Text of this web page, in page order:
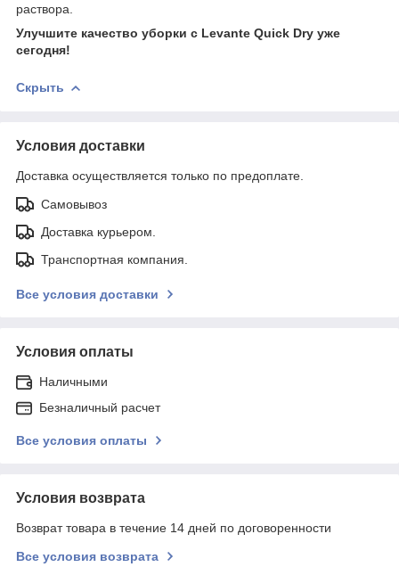
раствора.
Улучшите качество уборки с Levante Quick Dry уже
сегодня!
Скрыть
Условия доставки
Доставка осуществляется только по предоплате.
Самовывоз
Доставка курьером.
Транспортная компания.
Все условия доставки
Условия оплаты
Наличными
Безналичный расчет
Все условия оплаты
Условия возврата
Возврат товара в течение 14 дней по договоренности
Все условия возврата